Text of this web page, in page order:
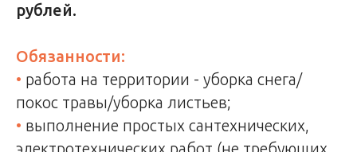
рублей.
Обязанности:
• работа на территории - уборка снега/
покос травы/уборка листьев;
• выполнение простых сантехнических,